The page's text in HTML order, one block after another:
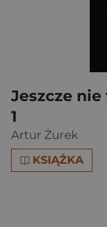
Jeszcze nie
1
Artur Żurek
KSIĄŻKA